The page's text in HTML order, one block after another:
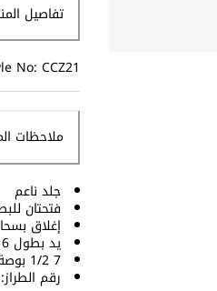
تفاصيل
No: CCZ21
ملاحظات
جلد ناعم
فتحتان
إغلاق
يد بطول 6 1/4 بوصة
7 1/2 بوصة (طول) × 4 1/2 بوصة (ارتفاع) × 2 بوصة (عرض)
رقم الطراز: CCZ21